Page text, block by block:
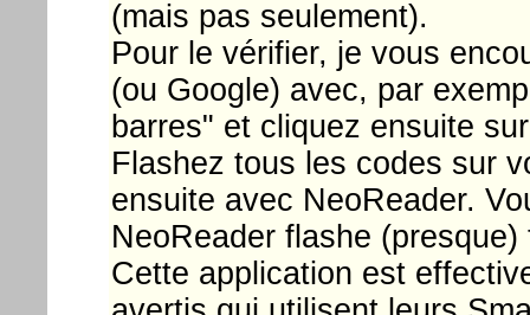
(mais pas seulement).
Pour le vérifier, je vous
(ou Google) avec, par
barres" et cliquez ensuite
Flashez tous les codes sur
ensuite avec NeoReader.
NeoReader flashe
Cette application est